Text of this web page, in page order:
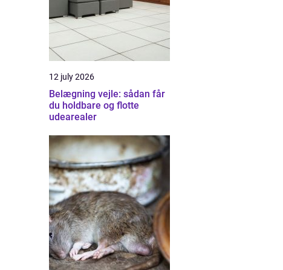
12 july 2026
Belægning vejle: sådan får
du holdbare og flotte
udearealer